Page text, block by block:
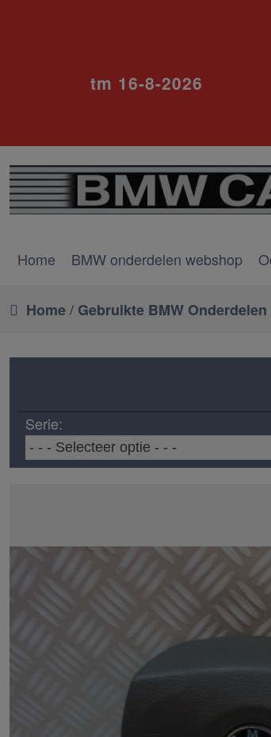
ivm
tm 16-8-2026
Home BMW onderdelen webshop
Home/ Gebruikte BMW Onderdelen
Serie: